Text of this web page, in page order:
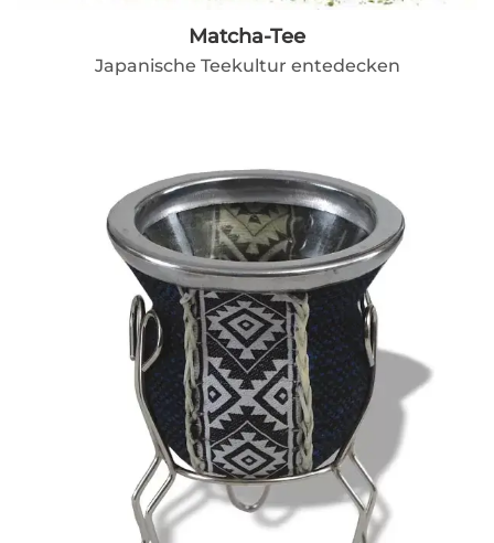
Matcha-Tee
Japanische Teekultur entedecken